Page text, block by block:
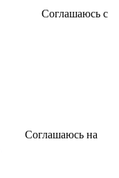
Соглашаюсь с
Соглашаюсь на